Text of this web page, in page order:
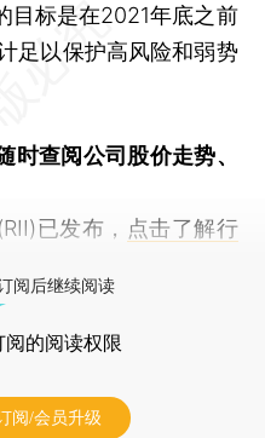
目标是在2021年底之前
足以保护高风险和弱势
时查阅公司股价走势、
已发布， 点击了解行
阅后继续阅读
阅的阅读权限
阅/会员升级